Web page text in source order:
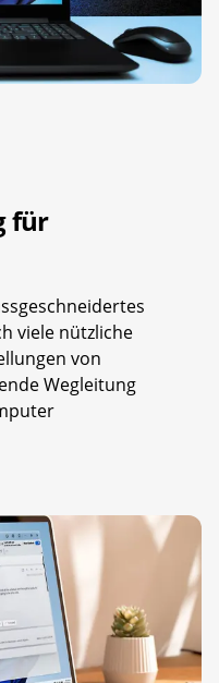
für
viele nützliche
von
Wegleitung